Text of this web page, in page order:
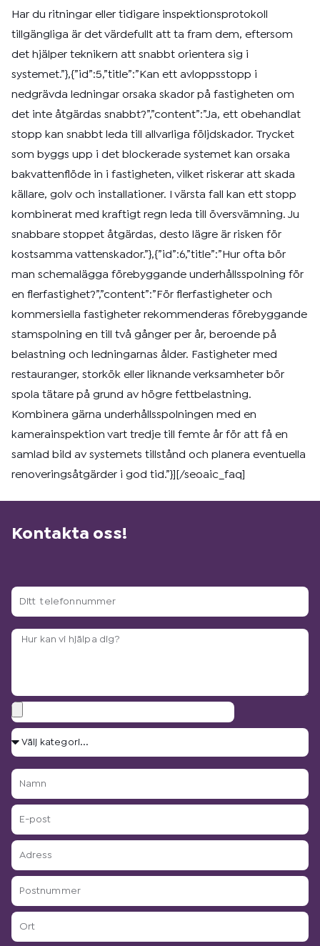
Har du ritningar eller tidigare inspektionsprotokoll
tillgängliga är det värdefullt att ta fram dem, eftersom
det hjälper teknikern att snabbt orientera sig i
systemet.”},{”id”:5,”title”:”Kan ett avloppsstopp i
nedgrävda ledningar orsaka skador på fastigheten om
det inte åtgärdas snabbt?”,”content”:”Ja, ett obehandlat
stopp kan snabbt leda till allvarliga följdskador. Trycket
som byggs upp i det blockerade systemet kan orsaka
bakvattenflöde in i fastigheten, vilket riskerar att skada
källare, golv och installationer. I värsta fall kan ett stopp
kombinerat med kraftigt regn leda till översvämning. Ju
snabbare stoppet åtgärdas, desto lägre är risken för
kostsamma vattenskador.”},{”id”:6,”title”:”Hur ofta bör
man schemalägga förebyggande underhållsspolning för
en flerfastighet?”,”content”:”För flerfastigheter och
kommersiella fastigheter rekommenderas förebyggande
stamspolning en till två gånger per år, beroende på
belastning och ledningarnas ålder. Fastigheter med
restauranger, storkök eller liknande verksamheter bör
spola tätare på grund av högre fettbelastning.
Kombinera gärna underhållsspolningen med en
kamerainspektion vart tredje till femte år för att få en
samlad bild av systemets tillstånd och planera eventuella
renoveringsåtgärder i god tid.”}][/seoaic_faq]
Kontakta oss!
Ditt
Arbetsbeskrivning?
Bilagor
Välj
Namn
E-
post
Adress
Postnummer
Ort